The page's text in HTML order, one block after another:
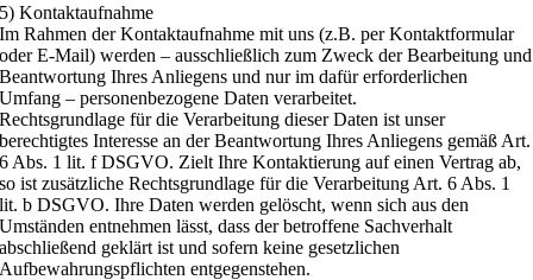
5) Kontaktaufnahme
Im Rahmen der Kontaktaufnahme mit uns (z.B. per Kontaktformular
oder E-Mail) werden – ausschließlich zum Zweck der Bearbeitung und
Beantwortung Ihres Anliegens und nur im dafür erforderlichen
Umfang – personenbezogene Daten verarbeitet.
Rechtsgrundlage für die Verarbeitung dieser Daten ist unser
berechtigtes Interesse an der Beantwortung Ihres Anliegens gemäß Art.
6 Abs. 1 lit. f DSGVO. Zielt Ihre Kontaktierung auf einen Vertrag ab,
so ist zusätzliche Rechtsgrundlage für die Verarbeitung Art. 6 Abs. 1
lit. b DSGVO. Ihre Daten werden gelöscht, wenn sich aus den
Umständen entnehmen lässt, dass der betroffene Sachverhalt
abschließend geklärt ist und sofern keine gesetzlichen
Aufbewahrungspflichten entgegenstehen.